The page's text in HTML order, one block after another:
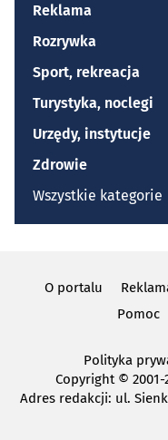
Reklama
Rozrywka
Sport, rekreacja
Turystyka, noclegi
Urzędy, instytucje
Zdrowie
Wszystkie kategorie
O portalu
Pomoc
Polityka
Copyright © 2001-
Adres redakcji: ul.